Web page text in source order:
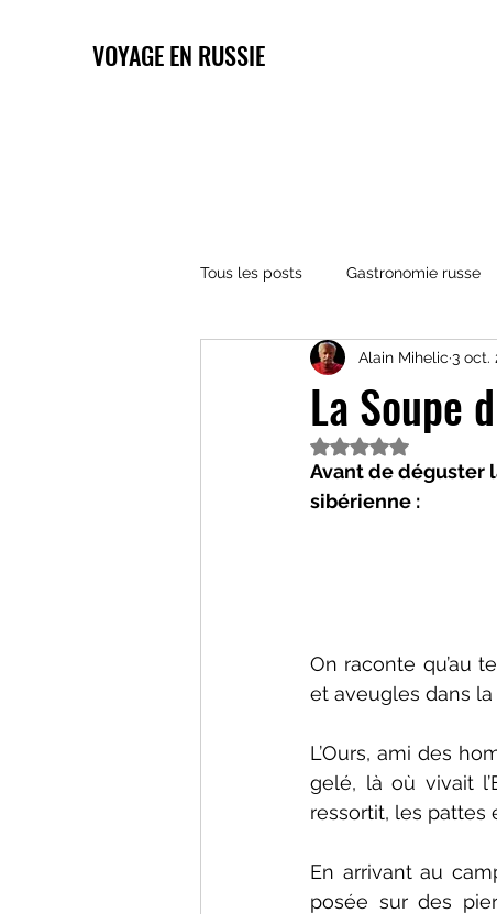
VOYAGE EN RUSSIE
Tous les posts Gastronomie russe
Architecture russe Religions
La Soupe
Alain Mihelic 3 oct.
Noté NaN étoiles
Avant de déguster
sibérienne :
On raconte qu’au
et aveugles dans la
L’Ours, ami des
gelé, là où vivait
ressortit, les pattes
En arrivant au
posée sur des